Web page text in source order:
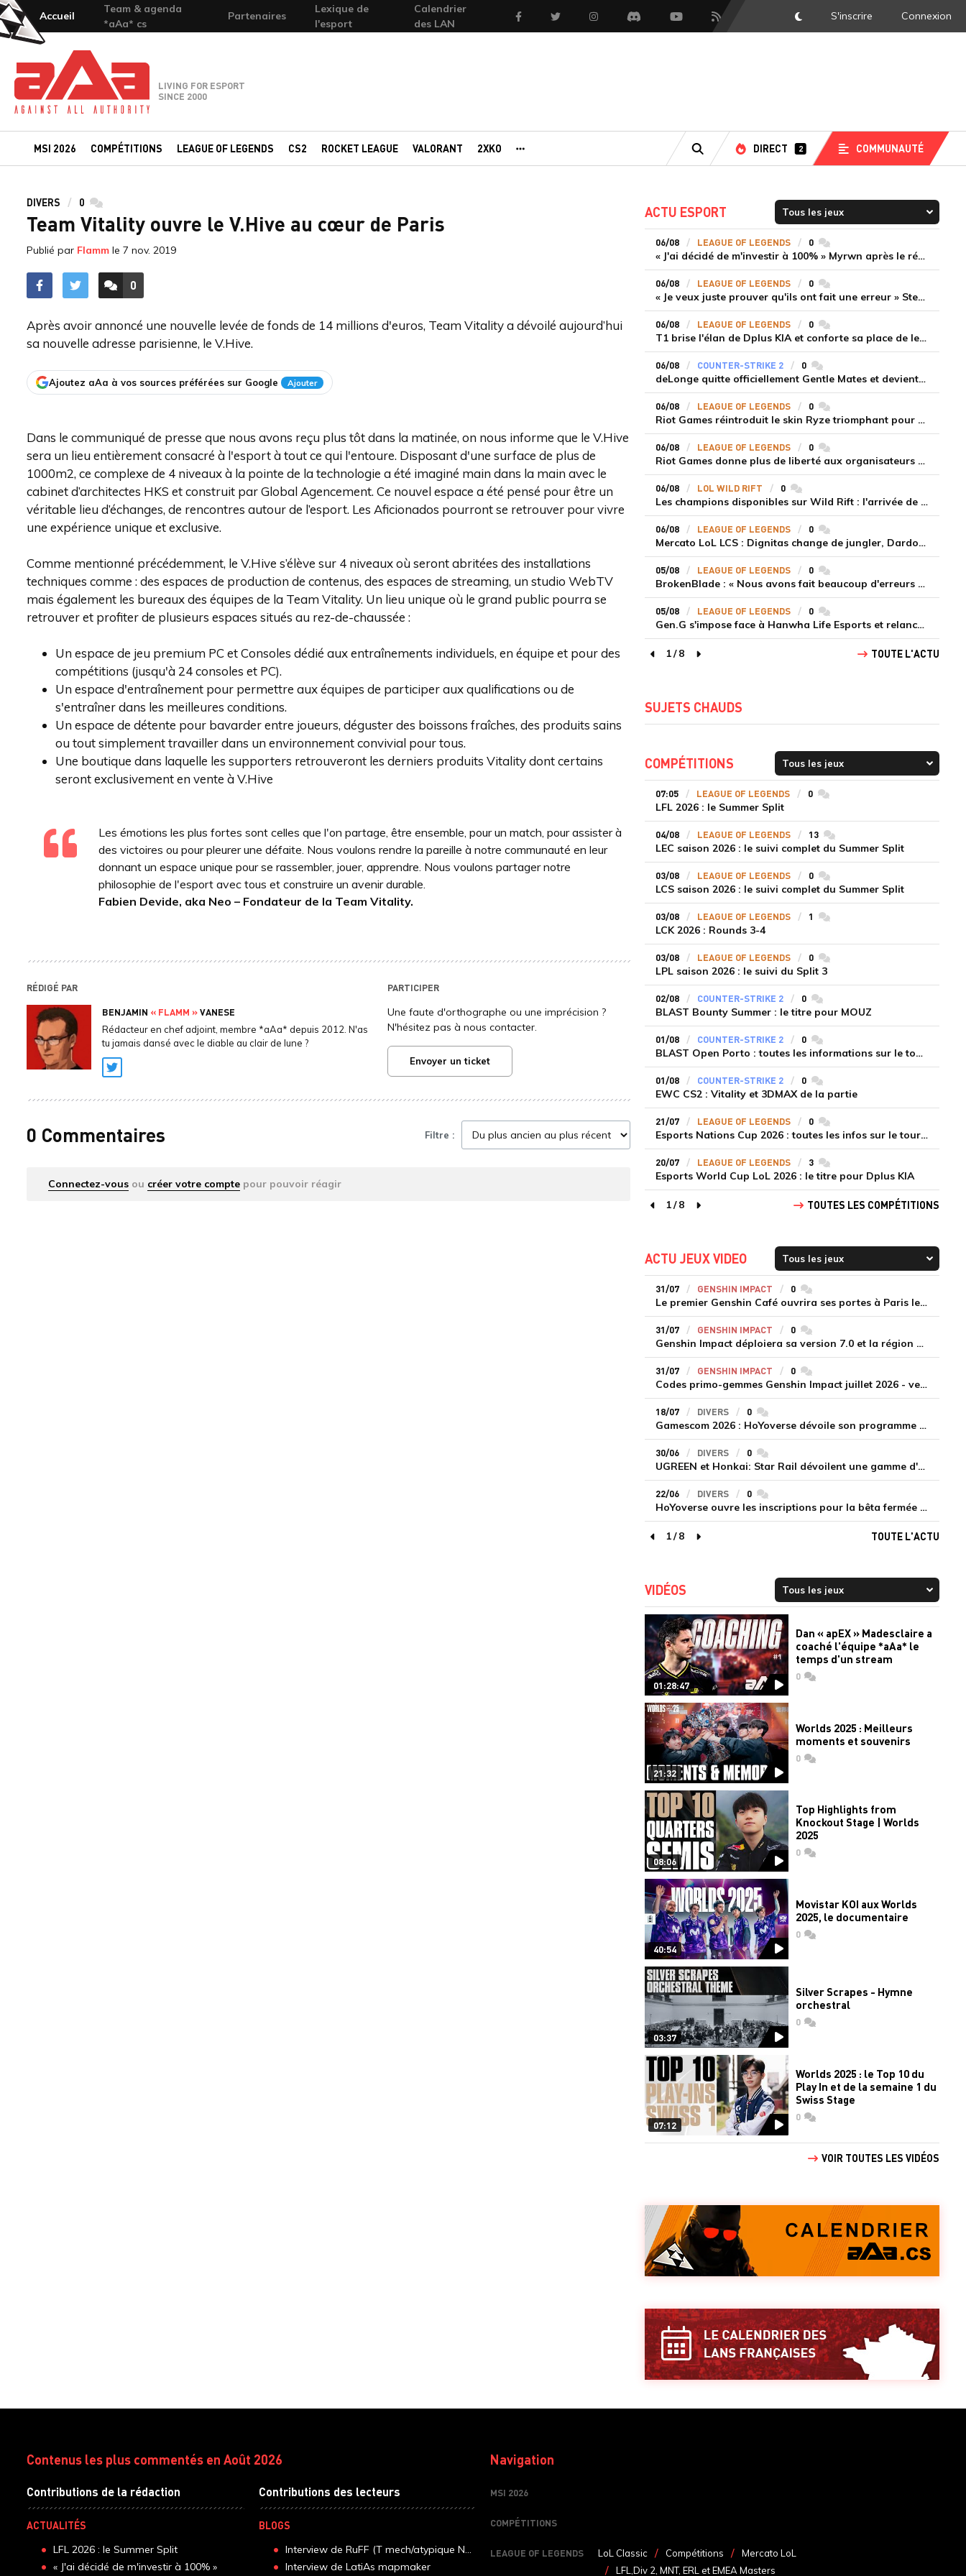
Accueil
Team & agenda
*aAa* cs
Partenaires
Lexique de
l'esport
Calendrier
des LAN
FacebookTwitter InstagramDiscord YoutubeFlux RSS DarkMode
S'inscrire Connexion
Team-aAa - against All authority
LIVING FOR ESPORT
SINCE 2000
MSI 2026 COMPÉTITIONS LEAGUE OF LEGENDS CS2 ROCKET LEAGUE VALORANT 2XKO
RECHERCHE
DIRECT 2 COMMUNAUTÉ
DIVERS 0 commentaires
Team Vitality ouvre le V.Hive au cœur de Paris
Publié par Flamm le 7 nov. 2019
ACCÉDER AUX
0
COMMENTAIRES
Après avoir annoncé une nouvelle levée de fonds de 14 millions d'euros, Team Vitality a dévoilé aujourd’hui
sa nouvelle adresse parisienne, le V.Hive.
Ajoutez aAa à vos sources préférées sur Google Ajouter
Dans le communiqué de presse que nous avons reçu plus tôt dans la matinée, on nous informe que le V.Hive
sera un lieu entièrement consacré à l'esport à tout ce qui l'entoure. Disposant d'une surface de plus de
1000m2, ce complexe de 4 niveaux à la pointe de la technologie a été imaginé main dans la main avec le
cabinet d’architectes HKS et construit par Global Agencement. Ce nouvel espace a été pensé pour être un
véritable lieu d’échanges, de rencontres autour de l’esport. Les Aficionados pourront se retrouver pour vivre
une expérience unique et exclusive.
Comme mentionné précédemment, le V.Hive s’élève sur 4 niveaux où seront abritées des installations
techniques comme : des espaces de production de contenus, des espaces de streaming, un studio WebTV
mais également les bureaux des équipes de la Team Vitality. Un lieu unique où le grand public pourra se
retrouver et profiter de plusieurs espaces situés au rez-de-chaussée :
Un espace de jeu premium PC et Consoles dédié aux entraînements individuels, en équipe et pour des
compétitions (jusqu'à 24 consoles et PC).
Un espace d'entraînement pour permettre aux équipes de participer aux qualifications ou de
s'entraîner dans les meilleures conditions.
Un espace de détente pour bavarder entre joueurs, déguster des boissons fraîches, des produits sains
ou tout simplement travailler dans un environnement convivial pour tous.
Une boutique dans laquelle les supporters retrouveront les derniers produits Vitality dont certains
seront exclusivement en vente à V.Hive
Les émotions les plus fortes sont celles que l'on partage, être ensemble, pour un match, pour assister à
des victoires ou pour pleurer une défaite. Nous voulons rendre la pareille à notre communauté en leur
donnant un espace unique pour se rassembler, jouer, apprendre. Nous voulons partager notre
philosophie de l'esport avec tous et construire un avenir durable.
Fabien Devide, aka Neo – Fondateur de la Team Vitality.
RÉDIGÉ PAR
BENJAMIN « FLAMM »VANESE
Rédacteur en chef adjoint, membre *aAa* depuis 2012. N'as
tu jamais dansé avec le diable au clair de lune ?
Twitter
PARTICIPER
Une faute d'orthographe ou une imprécision ?
N'hésitez pas à nous contacter.
Envoyer un ticket
0 Commentaires Filtre :
Connectez-vous ou créer votre compte pour pouvoir réagir
ACTU ESPORT
06/08 LEAGUE OF LEGENDS 0commentaires
« J'ai décidé de m'investir à 100% » Myrwn après le réveil de Movistar KOI face à Fnatic
06/08 LEAGUE OF LEGENDS 0commentaires
« Je veux juste prouver qu'ils ont fait une erreur » Stend se confie sur son mercato chaotique et ses ambitions avec Shifters
06/08 LEAGUE OF LEGENDS 0commentaires
T1 brise l'élan de Dplus KIA et conforte sa place de leader en LCK 2026 Rounds 3-4
06/08 COUNTER-STRIKE 2 0commentaires
deLonge quitte officiellement Gentle Mates et devient agent libre
06/08 LEAGUE OF LEGENDS 0commentaires
Riot Games réintroduit le skin Ryze triomphant pour récompenser la scène amateur
06/08 LEAGUE OF LEGENDS 0commentaires
Riot Games donne plus de liberté aux organisateurs de tournois locaux sur League of Legends
06/08 LOL WILD RIFT 0commentaires
Les champions disponibles sur Wild Rift : l'arrivée de Cho'Gath
06/08 LEAGUE OF LEGENDS 0commentaires
Mercato LoL LCS : Dignitas change de jungler, Dardoch fait son retour en LCS, eXyu annonce sa retraite
05/08 LEAGUE OF LEGENDS 0commentaires
BrokenBlade : « Nous avons fait beaucoup d'erreurs bêtes, mais une victoire reste une victoire et c'est une chose dont on peut se réjouir »
05/08 LEAGUE OF LEGENDS 0commentaires
Gen.G s'impose face à Hanwha Life Esports et relance sa dynamique en LCK
page précédente
1/8
page suivante
TOUTE L'ACTU
SUJETS CHAUDS
COMPÉTITIONS
07:05 LEAGUE OF LEGENDS 0commentaires
LFL 2026 : le Summer Split
04/08 LEAGUE OF LEGENDS 13commentaires
LEC saison 2026 : le suivi complet du Summer Split
03/08 LEAGUE OF LEGENDS 0commentaires
LCS saison 2026 : le suivi complet du Summer Split
03/08 LEAGUE OF LEGENDS 1 commentaires
LCK 2026 : Rounds 3-4
03/08 LEAGUE OF LEGENDS 0commentaires
LPL saison 2026 : le suivi du Split 3
02/08 COUNTER-STRIKE 2 0commentaires
BLAST Bounty Summer : le titre pour MOUZ
01/08 COUNTER-STRIKE 2 0commentaires
BLAST Open Porto : toutes les informations sur le tournoi
01/08 COUNTER-STRIKE 2 0commentaires
EWC CS2 : Vitality et 3DMAX de la partie
21/07 LEAGUE OF LEGENDS 0commentaires
Esports Nations Cup 2026 : toutes les infos sur le tournoi
20/07 LEAGUE OF LEGENDS 3commentaires
Esports World Cup LoL 2026 : le titre pour Dplus KIA
page précédente
1/8
page suivante
TOUTES LES COMPÉTITIONS
ACTU JEUX VIDEO
31/07 GENSHIN IMPACT 0commentaires
Le premier Genshin Café ouvrira ses portes à Paris le 14 août
31/07 GENSHIN IMPACT 0commentaires
Genshin Impact déploiera sa version 7.0 et la région de Snezhnaya le 12 août
31/07 GENSHIN IMPACT 0commentaires
Codes primo-gemmes Genshin Impact juillet 2026 - version 7.0
18/07 DIVERS 0commentaires
Gamescom 2026 : HoYoverse dévoile son programme et présente deux nouveaux jeux inédits
30/06 DIVERS 0commentaires
UGREEN et Honkai: Star Rail dévoilent une gamme d'accessoires de recharge en édition limitée
22/06 DIVERS 0commentaires
HoYoverse ouvre les inscriptions pour la bêta fermée de Honkai : Nexus Anima
page précédente
1/8
page suivante
TOUTE L'ACTU
VIDÉOS
01:28:47
Dan « apEX » Madesclaire a
coaché l'équipe *aAa* le
temps d'un stream
0commentaires
21:32
Worlds 2025 : Meilleurs
moments et souvenirs
0commentaires
08:06
Top Highlights from
Knockout Stage | Worlds
2025
0commentaires
40:54
Movistar KOI aux Worlds
2025, le documentaire
0commentaires
03:37
Silver Scrapes - Hymne
orchestral
0commentaires
07:12
Worlds 2025 : le Top 10 du
Play In et de la semaine 1 du
Swiss Stage
0commentaires
VOIR TOUTES LES VIDÉOS
Contenus les plus commentés en Août 2026
Contributions de la rédaction
ACTUALITÉS
LFL 2026 : le Summer Split
« J'ai décidé de m'investir à 100% »
Contributions des lecteurs
BLOGS
Interview de RuFF (T mech/atypique N...
Interview de LatiAs mapmaker
Navigation
MSI 2026
COMPÉTITIONS
LEAGUE OF LEGENDS LoL Classic Compétitions
Mercato LoL
LFL,Div 2, MNT, ERL et EMEA Masters